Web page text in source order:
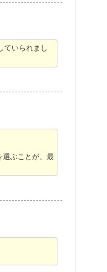
ていられまし
選ぶことが、最